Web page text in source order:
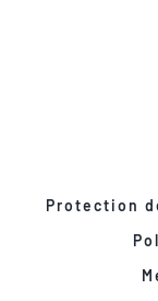
Protection